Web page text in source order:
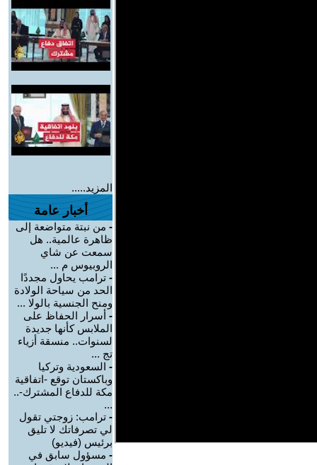
المزيد.....
أخبار عامة
- من نبتة متواضعة إلى
ظاهرة عالمية.. هل
سمعت عن شاي
الروبيوس م ...
- ترامب يحاول مجددًا
الحد من سياحة الولادة
ومنح الجنسية بالولا ...
- أسرار الحفاظ على
الملابس كأنها جديدة
لسنوات.. منسقة أزياء
تج ...
- السعودية وتركيا
وباكستان توقع -اتفاقية
مكة للدفاع المشترك-..
...
- ترامب: زوجتي تقول
لي تصرفاتك لا تليق
برئيس (فيديو)
- مسؤول سابق في